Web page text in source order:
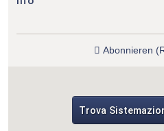
Abonnieren
Trova